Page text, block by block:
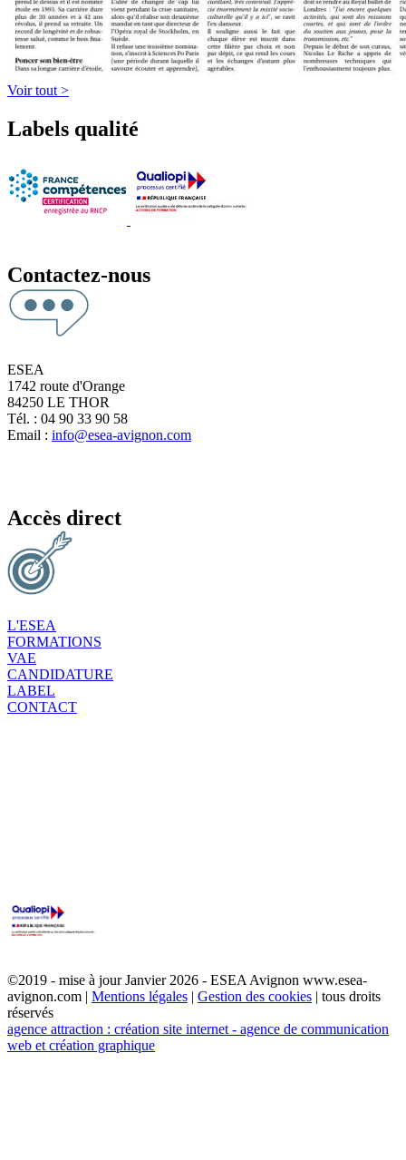
Voir tout >
Labels qualité
Contactez-nous
ESEA
1742 route d'Orange
84250 LE THOR
Tél. : 04 90 33 90 58
Email : info@esea-avignon.com
Accès direct
L'ESEA
FORMATIONS
VAE
CANDIDATURE
LABEL
CONTACT
©2019 - mise à jour Janvier 2026 - ESEA Avignon www.esea-
avignon.com | Mentions légales | Gestion des cookies | tous droits
réservés
agence attraction : création site internet - agence de communication
web et création graphique